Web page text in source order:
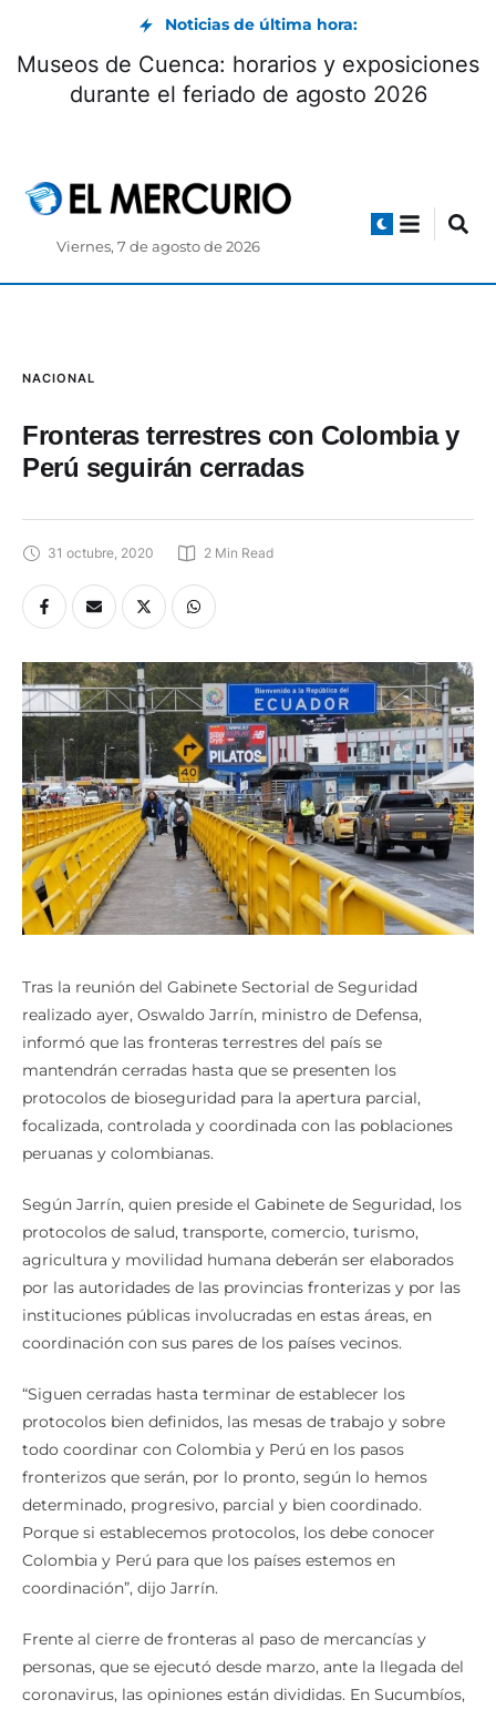
Noticias de última hora:
Museos de Cuenca: horarios y exposiciones
durante el feriado de agosto 2026
Viernes, 7 de agosto de 2026
NACIONAL
Fronteras terrestres con Colombia y
Perú seguirán cerradas
31 octubre, 2020 2 Min Read
Tras la reunión del Gabinete Sectorial de Seguridad
realizado ayer, Oswaldo Jarrín, ministro de Defensa,
informó que las fronteras terrestres del país se
mantendrán cerradas hasta que se presenten los
protocolos de bioseguridad para la apertura parcial,
focalizada, controlada y coordinada con las poblaciones
peruanas y colombianas.
Según Jarrín, quien preside el Gabinete de Seguridad, los
protocolos de salud, transporte, comercio, turismo,
agricultura y movilidad humana deberán ser elaborados
por las autoridades de las provincias fronterizas y por las
instituciones públicas involucradas en estas áreas, en
coordinación con sus pares de los países vecinos.
“Siguen cerradas hasta terminar de establecer los
protocolos bien definidos, las mesas de trabajo y sobre
todo coordinar con Colombia y Perú en los pasos
fronterizos que serán, por lo pronto, según lo hemos
determinado, progresivo, parcial y bien coordinado.
Porque si establecemos protocolos, los debe conocer
Colombia y Perú para que los países estemos en
coordinación”, dijo Jarrín.
Frente al cierre de fronteras al paso de mercancías y
personas, que se ejecutó desde marzo, ante la llegada del
coronavirus, las opiniones están divididas. En Sucumbíos,